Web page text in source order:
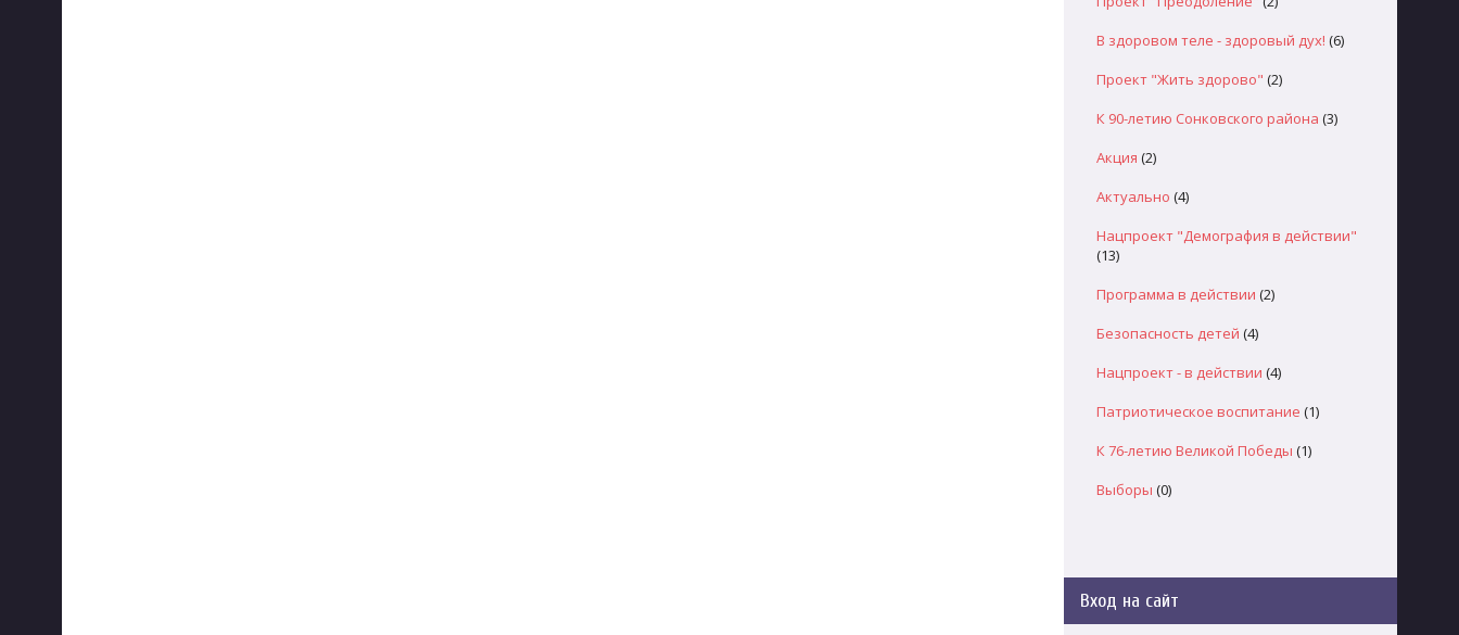
В здоровом теле - здоровый дух! (6)
Проект "Жить здорово" (2)
К 90-летию Сонковского района (3)
Акция (2)
Актуально (4)
Нацпроект "Демография в действии"
(13)
Программа в действии (2)
Безопасность детей (4)
Нацпроект - в действии (4)
Патриотическое воспитание (1)
К 76-летию Великой Победы (1)
Выборы (0)
Вход на сайт